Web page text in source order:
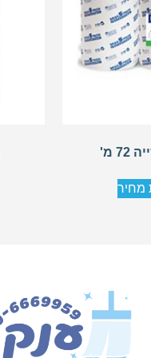
מ'
מחיר